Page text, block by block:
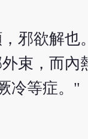
邪欲解
束，而
冷等症。"